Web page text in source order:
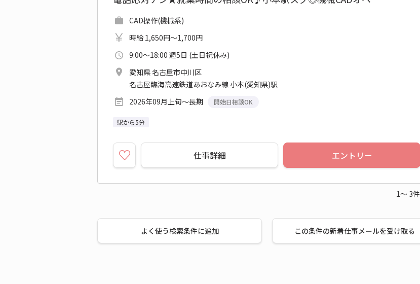
CAD操作(機械系)
時給 1,650円～1,700円
9:00～18:00 週5日 (土日祝休み)
愛知県 名古屋市中川区
名古屋臨海高速鉄道あおなみ線 小本(愛知県)駅
2026年09月上旬～長期
開始日相談OK
駅から5分
仕事詳細 エントリー
1～ 3件
よく使う検索条件に追加 この条件の新着仕事メールを受け取る